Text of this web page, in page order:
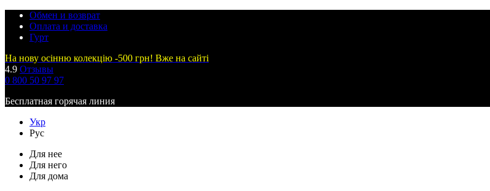
Обмен и возврат
Оплата и доставка
Гурт
На нову осінню колекцію -500 грн! Вже на сайті
4.9 Отзывы
0 800 50 97 97
Бесплатная горячая линия
Укр
Рус
Для нее
Для него
Для дома